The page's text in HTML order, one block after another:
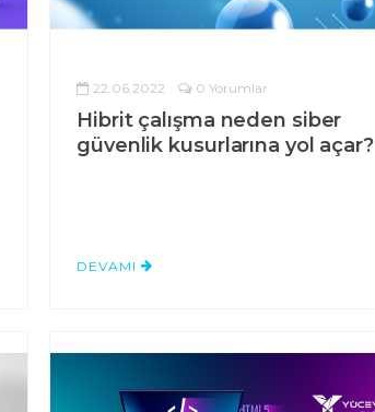
22.06.2022 0 Yorumlar
Hibrit çalışma neden siber
güvenlik kusurlarına yol açar?
DEVAMI